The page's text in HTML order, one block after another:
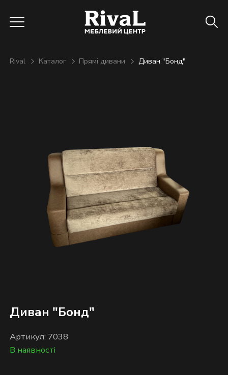
Rival Каталог Прямі дивани Диван "Бонд"
Диван "Бонд"
Артикул: 7038
В наявності